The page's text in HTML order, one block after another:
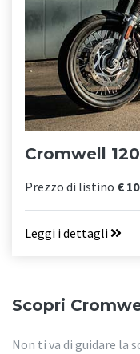
Cromwell
Prezzo di listino €
Leggi i dettagli
Scopri
Non ti va di guidare la